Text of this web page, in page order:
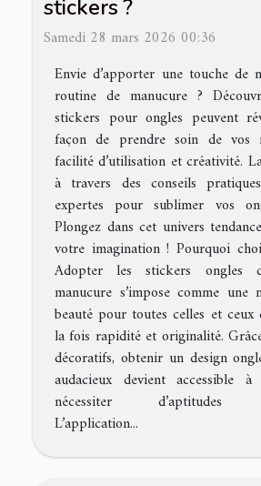
stickers ?
Samedi 28 mars 2026 00:36
Envie d’apporter une touche de
routine de manucure ?
stickers pour ongles peuvent
façon de prendre soin de vos
facilité d’utilisation et créativité.
à travers des conseils
expertes pour sublimer vos
Plongez dans cet univers
votre imagination ! Pourquoi
Adopter les stickers ongles
manucure s’impose comme une
beauté pour toutes celles et
la fois rapidité et originalité.
décoratifs, obtenir un design
audacieux devient accessible
nécessiter d’aptitudes
L’application...